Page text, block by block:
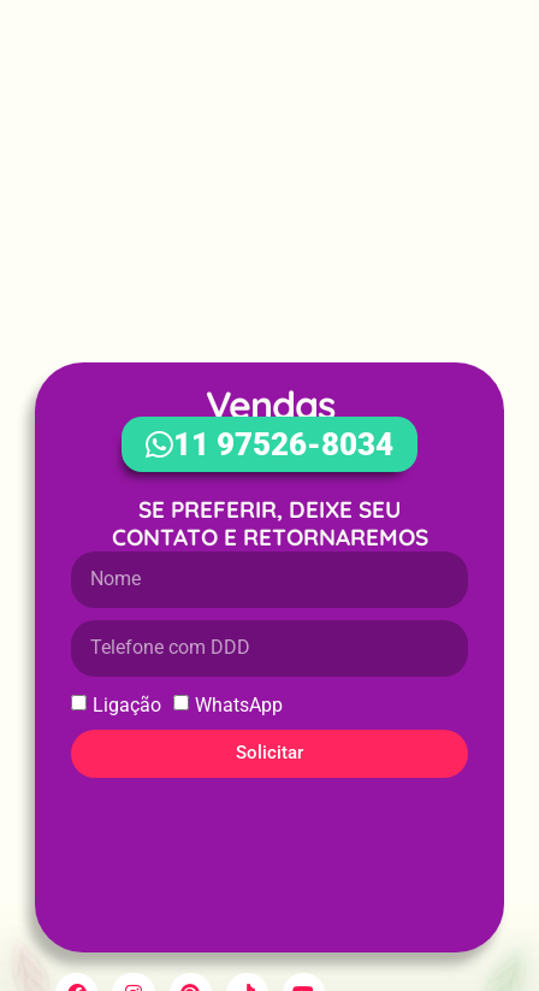
Vendas
WhatsApp
11 97526-8034
SE PREFERIR, DEIXE SEU
CONTATO E RETORNAREMOS
Ligação WhatsApp
Solicitar